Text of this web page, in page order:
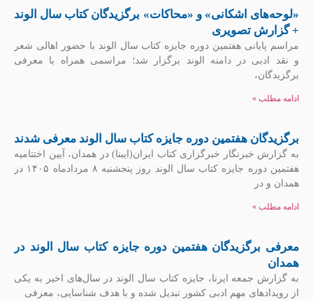
«لوحه‌های اشکانی» و «محاکات» برگزیدگان کتاب سال الوند
+ گزارش تصویری
مراسم پایانی هفتمین دوره جایزه کتاب سال الوند با حضور اهالی شعر
و نقد ادبی در دامنه الوند برگزار شد؛ مراسمی همراه با معرفی
برگزیدگان،
ادامه مطلب »
برگزیدگان هفتمین دوره جایزه کتاب سال الوند معرفی شدند
به گزارش خبرنگار خبرگزاری کتاب ایران(ایبنا) در همدان، آیین اختتامیه
هفتمین دوره جایزه کتاب سال الوند روز پنجشنبه ۸ مردادماه ۱۴۰۵ در
همدان و در
ادامه مطلب »
معرفی برگزیدگان هفتمین دوره جایزه کتاب سال الوند در
همدان
به گزارش جمعه ایرنا، جایزه کتاب سال الوند در سال‌های اخیر به یکی
از رویدادهای مهم ادبی کشور تبدیل شده و با هدف شناسایی، معرفی